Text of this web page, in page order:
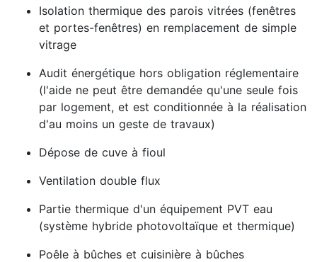
Isolation thermique des parois vitrées (fenêtres
et portes-fenêtres) en remplacement de simple
vitrage
Audit énergétique hors obligation réglementaire
(l'aide ne peut être demandée qu'une seule fois
par logement, et est conditionnée à la réalisation
d'au moins un geste de travaux)
Dépose de cuve à fioul
Ventilation double flux
Partie thermique d'un équipement PVT eau
(système hybride photovoltaïque et thermique)
Poêle à bûches et cuisinière à bûches